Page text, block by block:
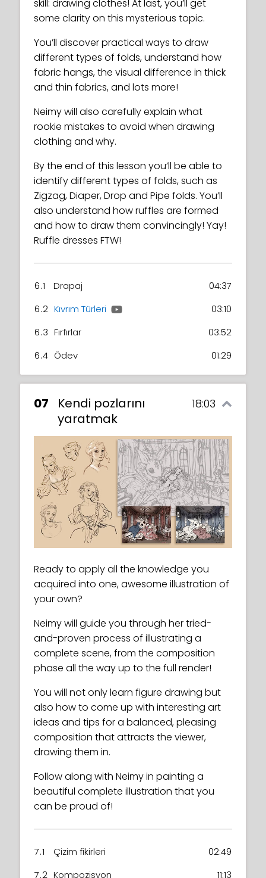
skill: drawing clothes! At last, you’ll get
some clarity on this mysterious topic.
You’ll discover practical ways to draw
different types of folds, understand how
fabric hangs, the visual difference in thick
and thin fabrics, and lots more!
Neimy will also carefully explain what
rookie mistakes to avoid when drawing
clothing and why.
By the end of this lesson you’ll be able to
identify different types of folds, such as
Zigzag, Diaper, Drop and Pipe folds. You’ll
also understand how ruffles are formed
and how to draw them convincingly! Yay!
Ruffle dresses FTW!
6.1 Drapaj
04:37
6.2 Kıvrım Türleri
03:10
6.3 Fırfırlar
03:52
6.4 Ödev 01:29
07
Kendi pozlarını
yaratmak
18:03
Ready to apply all the knowledge you
acquired into one, awesome illustration of
your own?
Neimy will guide you through her tried-
and-proven process of illustrating a
complete scene, from the composition
phase all the way up to the full render!
You will not only learn figure drawing but
also how to come up with interesting art
ideas and tips for a balanced, pleasing
composition that attracts the viewer,
drawing them in.
Follow along with Neimy in painting a
beautiful complete illustration that you
can be proud of!
7.1 Çizim fikirleri
02:49
7.2 Kompozisyon 11:13